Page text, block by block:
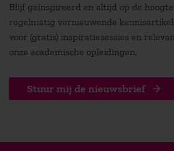
Blijf geïnspireerd en altijd op de
regelmatig vernieuwende
voor (gratis) inspiratiesessies en
onze academische opleidingen.
Stuur mij de nieuwsbrief